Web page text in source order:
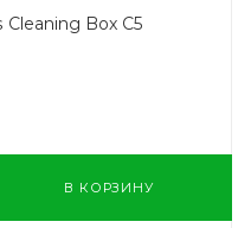
Box С5
В КОРЗИНУ